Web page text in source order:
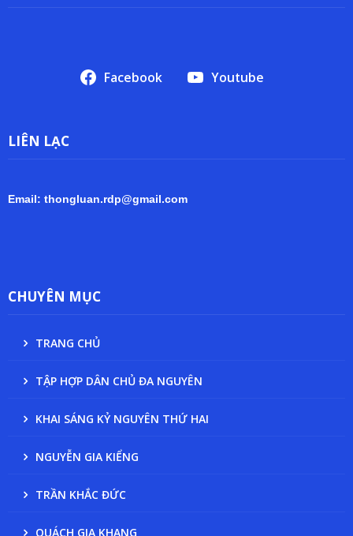
Facebook Youtube
LIÊN LẠC
Email: thongluan.rdp@gmail.com
CHUYÊN MỤC
TRANG CHỦ
TẬP HỢP DÂN CHỦ ĐA NGUYÊN
KHAI SÁNG KỶ NGUYÊN THỨ HAI
NGUYỄN GIA KIỂNG
TRẦN KHẮC ĐỨC
QUÁCH GIA KHANG